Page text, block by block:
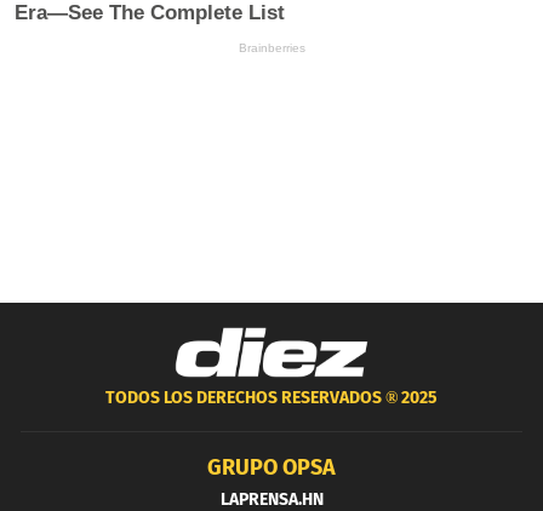
TODOS LOS DERECHOS RESERVADOS ®2025
GRUPO OPSA
LAPRENSA.HN